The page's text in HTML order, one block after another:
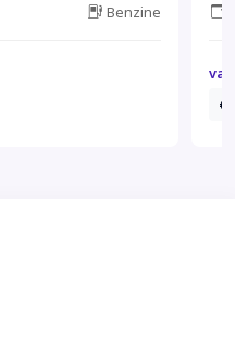
Benzine
va.
€